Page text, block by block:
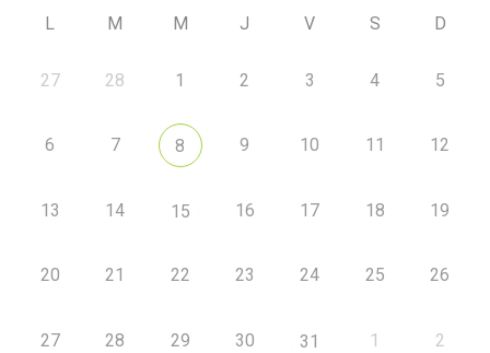
L M M J V S D
27 28 1 2 3 4 5
6 7 8 9 10 11 12
13 14 15 16 17 18 19
20 21 22 23 24 25 26
27 28 29 30 31 1 2